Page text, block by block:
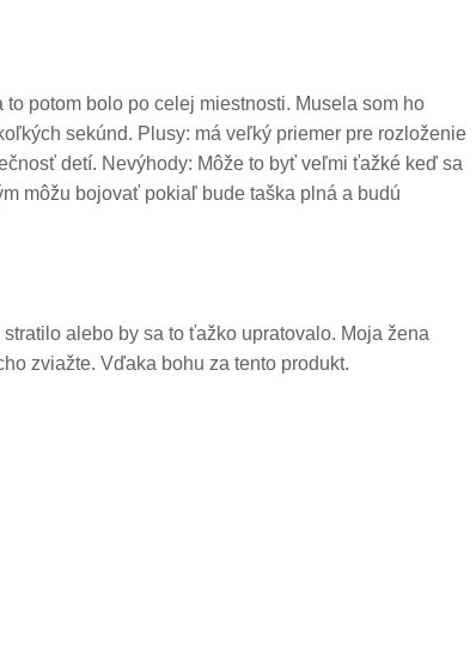
potom bolo po celej miestnosti. Musela som ho
sekúnd. Plusy: má veľký priemer pre rozloženie
detí. Nevýhody: Môže to byť veľmi ťažké keď sa
môžu bojovať pokiaľ bude taška plná a budú
alebo by sa to ťažko upratovalo. Moja žena
zviažte. Vďaka bohu za tento produkt.